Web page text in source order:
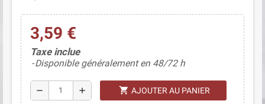
3,59 €
Taxe inclue
Disponible généralement en 48/72 h
remove add shopping_cart AJOUTER AU PANIER